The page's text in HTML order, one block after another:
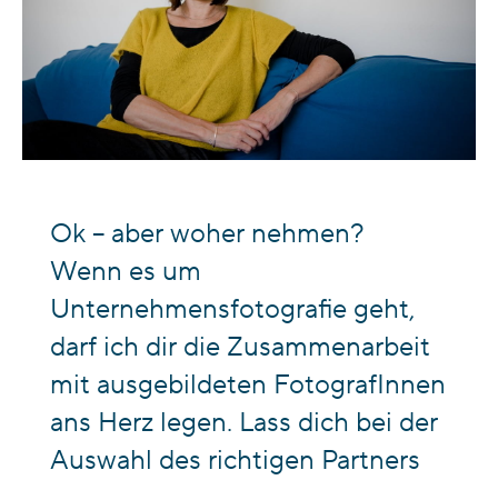
Ok – aber woher nehmen?
Wenn es um
Unternehmensfotografie geht,
darf ich dir die Zusammenarbeit
mit ausgebildeten FotografInnen
ans Herz legen. Lass dich bei der
Auswahl des richtigen Partners